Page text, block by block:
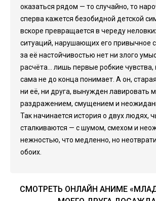
оказаться рядом — то случайно, то
сперва кажется безобидной детской
вскоре превращается в череду
ситуаций, нарушающих его привычное
за её настойчивостью нет ни злого
расчёта... лишь первые робкие чувства,
сама не до конца понимает. А он,
ни её, ни друга, вынужден лавировать
раздражением, смущением и
Так начинается история о двух людях,
сталкиваются — с шумом, смехом и
нежностью, что медленно, но
обоих.
СМОТРЕТЬ ОНЛАЙН АНИМЕ